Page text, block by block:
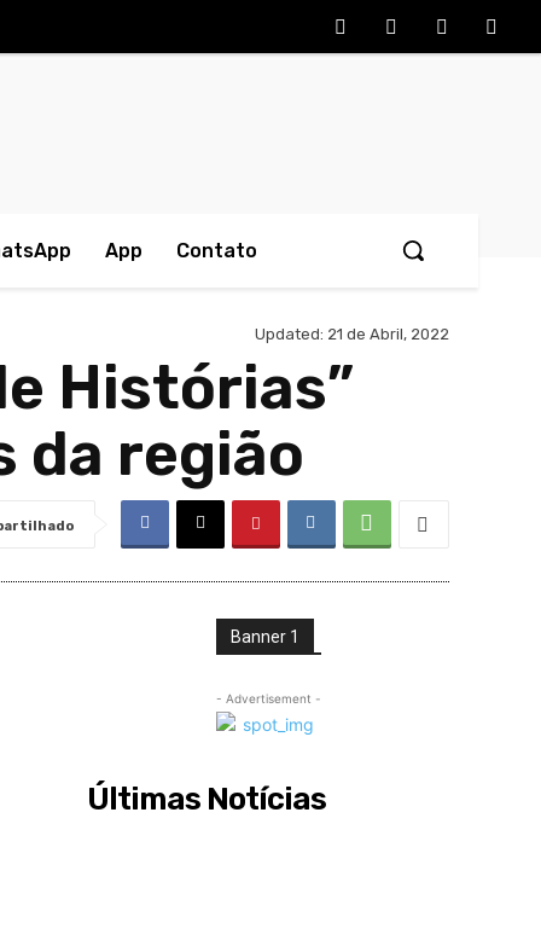
App Contato
Updated: 21 de Abril, 2022
Histórias”
da região
Banner 1
- Advertisement -
Últimas Notícias